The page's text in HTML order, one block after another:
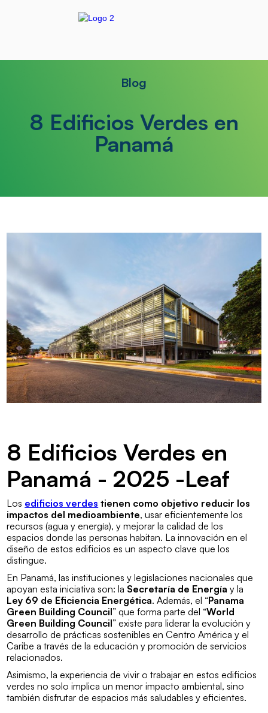
Blog
8 Edificios Verdes en
Panamá
8 Edificios Verdes en
Panamá - 2025 -Leaf
Los edificios verdes tienen como objetivo reducir los
impactos del medioambiente, usar eficientemente los
recursos (agua y energía), y mejorar la calidad de los
espacios donde las personas habitan. La innovación en el
diseño de estos edificios es un aspecto clave que los
distingue.
En Panamá, las instituciones y legislaciones nacionales que
apoyan esta iniciativa son: la Secretaría de Energía y la
Ley 69 de Eficiencia Energética. Además, el “Panama
Green Building Council” que forma parte del “World
Green Building Council” existe para liderar la evolución y
desarrollo de prácticas sostenibles en Centro América y el
Caribe a través de la educación y promoción de servicios
relacionados.
Asimismo, la experiencia de vivir o trabajar en estos edificios
verdes no solo implica un menor impacto ambiental, sino
también disfrutar de espacios más saludables y eficientes.